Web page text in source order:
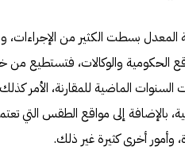
المعدل بسطت الكثير من
الحكومية والوكالات، فتستطيع
السنوات الماضية للمقارنة، الأمر
بالإضافة إلى مواقع الطقس التي
وأمور أخرى كثيرة غير ذلك.